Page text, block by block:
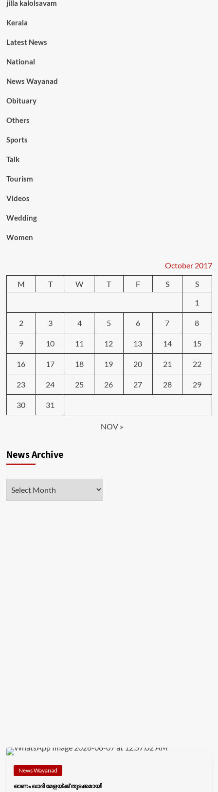
jilla kalolsavam
Kerala
Latest News
National
News Wayanad
Obituary
Others
Sports
Talk
Tourism
Videos
Wedding
Women
October 2017
M
T W T F S
S
1
2 3 4 5 6 7 8
9 10 11 12 13 14 15
16 17 18 19 20 21 22
23 24 25 26 27 28 29
30 31
NOV »
News Archive
News Wayanad
ഓണം ഖാദി മേളയ്ക്ക് തുടക്കമായി